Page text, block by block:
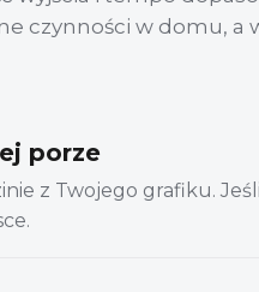
czynności w domu, a
porze
z Twojego grafiku.